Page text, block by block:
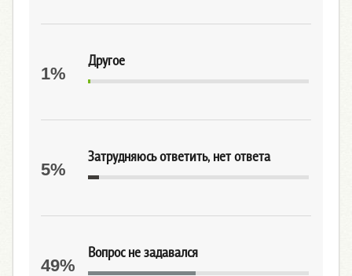
Другое
1%
Затрудняюсь ответить, нет ответа
5%
Вопрос не задавался
49%